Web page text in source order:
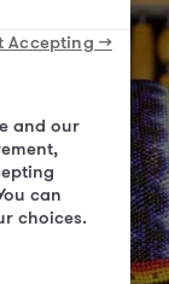
and our
can
choices.
Accepting →